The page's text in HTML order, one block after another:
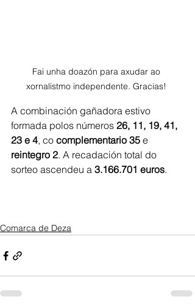
Fai unha doazón para axudar ao
xornalistmo independente. Gracias!
A combinación gañadora estivo
formada polos números 26, 11, 19, 41,
23 e 4, co complementario 35 e
reintegro 2. A recadación total do
sorteo ascendeu a 3.166.701 euros.
Comarca de Deza